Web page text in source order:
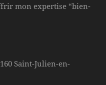
mon expertise “bien-
Saint-Julien-en-